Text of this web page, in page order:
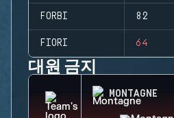
FORBI 82
FIORI 64
대원 금지
MONTAGNE